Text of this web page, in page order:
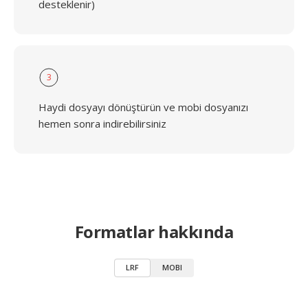
desteklenir)
3
Haydi dosyayı dönüştürün ve mobi dosyanızı
hemen sonra indirebilirsiniz
Formatlar hakkında
LRF MOBI